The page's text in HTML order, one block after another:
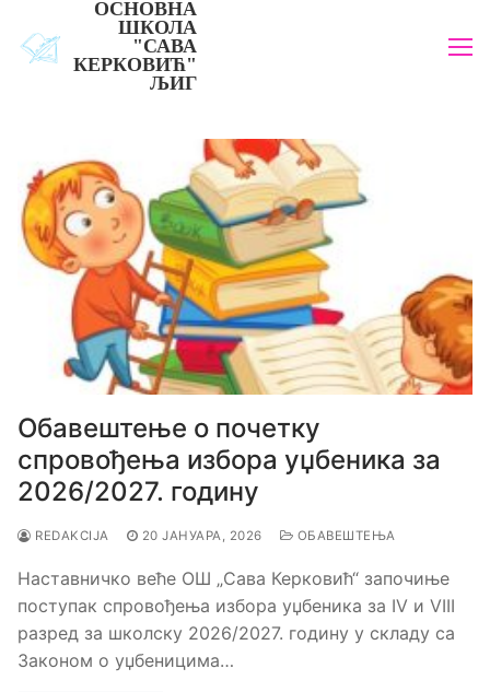
садржаја
ОСНОВНА
ШКОЛА
"САВА
КЕРКОВИЋ"
ЉИГ
Обавештење о почетку
спровођења избора уџбеника за
2026/2027. годину
REDAKCIJA 20 ЈАНУАРА, 2026 ОБАВЕШТЕЊА
Наставничко веће ОШ „Сава Керковић“ започиње
поступак спровођења избора уџбеника за IV и VIII
разред за школску 2026/2027. годину у складу са
Законом о уџбеницима…